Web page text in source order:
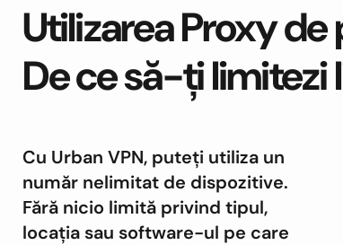
Utilizarea Proxy
De ce să-ți limitezi
Cu Urban VPN, puteți utiliza un
număr nelimitat de dispozitive.
Fără nicio limită privind tipul,
locația sau software-ul pe care